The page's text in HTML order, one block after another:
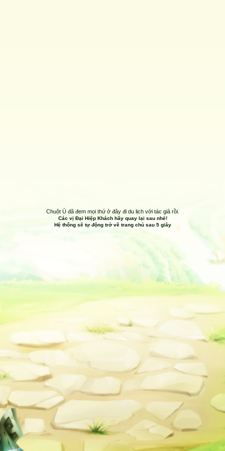
Chuột Ù đã đem mọi thứ ở đây đi du lịch với tác giả rồi.
Các vị Đại Hiệp Khách hãy quay lại sau nhé!
Hệ thống sẽ tự động trở về trang chủ sau 5giây